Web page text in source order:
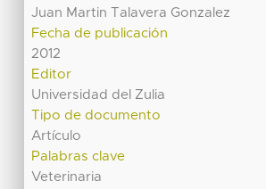
Juan Martin Talavera Gonzalez
Fecha de publicación
2012
Editor
Universidad del Zulia
Tipo de documento
Artículo
Palabras clave
Veterinaria